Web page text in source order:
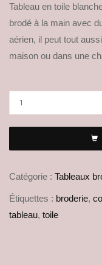
Tableau en toile
brodé à la main avec
aérien, il peut tout
maison ou dans une
Catégorie : Tableaux
Étiquettes : broderie,
tableau, toile